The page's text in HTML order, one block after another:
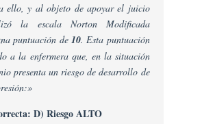
ello, y al objeto de apoyar el juicio
la escala Norton Modificada
puntuación de 10. Esta puntuación
a la enfermera que, en la situación
presenta un riesgo de desarrollo de
D) Riesgo ALTO